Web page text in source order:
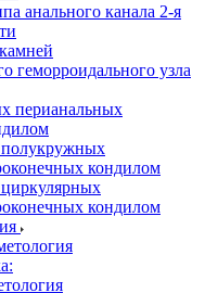
анального канала 2-я
геморроидального узла
перианальных
кондилом
кондилом